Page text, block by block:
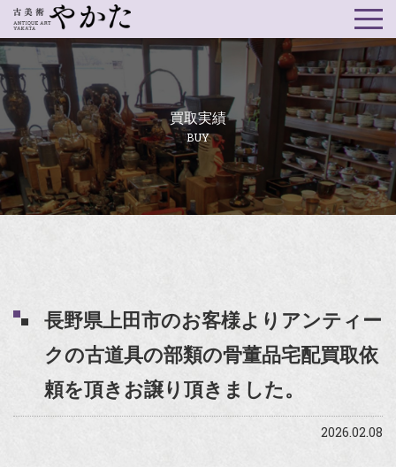
買取実績
BUY
長野県上田市のお客様よりアンティー
クの古道具の部類の骨董品宅配買取依
頼を頂きお譲り頂きました。
2026.02.08